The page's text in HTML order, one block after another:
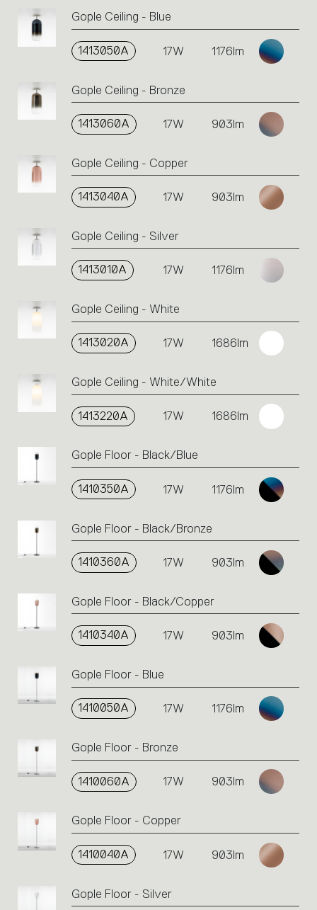
Gople Ceiling - Blue
1413050A 17W 1176lm
Gople Ceiling - Bronze
1413060A 17W 903lm
Gople Ceiling - Copper
1413040A 17W 903lm
Gople Ceiling - Silver
1413010A 17W 1176lm
Gople Ceiling - White
1413020A 17W 1686lm
Gople Ceiling - White/White
1413220A 17W 1686lm
Gople Floor - Black/Blue
1410350A 17W 1176lm
Gople Floor - Black/Bronze
1410360A 17W 903lm
Gople Floor - Black/Copper
1410340A 17W 903lm
Gople Floor - Blue
1410050A 17W 1176lm
Gople Floor - Bronze
1410060A 17W 903lm
Gople Floor - Copper
1410040A 17W 903lm
Gople Floor - Silver